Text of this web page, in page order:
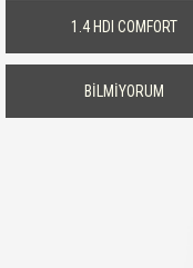
1.4 HDI COMFORT
BİLMİYORUM